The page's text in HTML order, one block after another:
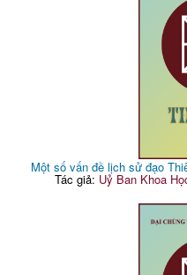
Một số vấn đề lịch sử đạo
Tác giả: Uỷ Ban Khoa